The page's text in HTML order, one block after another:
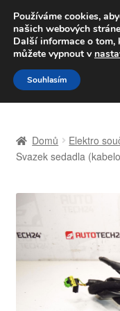
Volejte
Přeskočit
na
navigaci
Přejít
k
obsahu
Celosvětová doprava
Košík
Můj účet
Domů Elektro
Svazek sedadla
Používáme cookies,
našich webových
Další informace o tom,
můžete vypnout v
Souhlasím